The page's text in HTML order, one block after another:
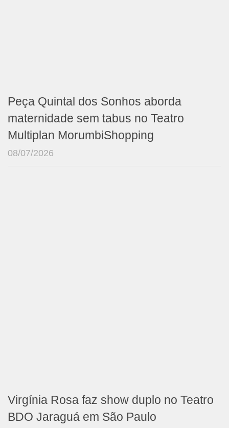
Peça Quintal dos Sonhos aborda
maternidade sem tabus no Teatro
Multiplan MorumbiShopping
08/07/2026
Virgínia Rosa faz show duplo no Teatro
BDO Jaraguá em São Paulo